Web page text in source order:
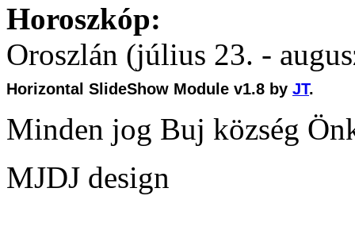
Horoszkóp:
Oroszlán (július 23. -
Horizontal SlideShow Module v1.8 by JT.
Minden jog Buj község
MJDJ design